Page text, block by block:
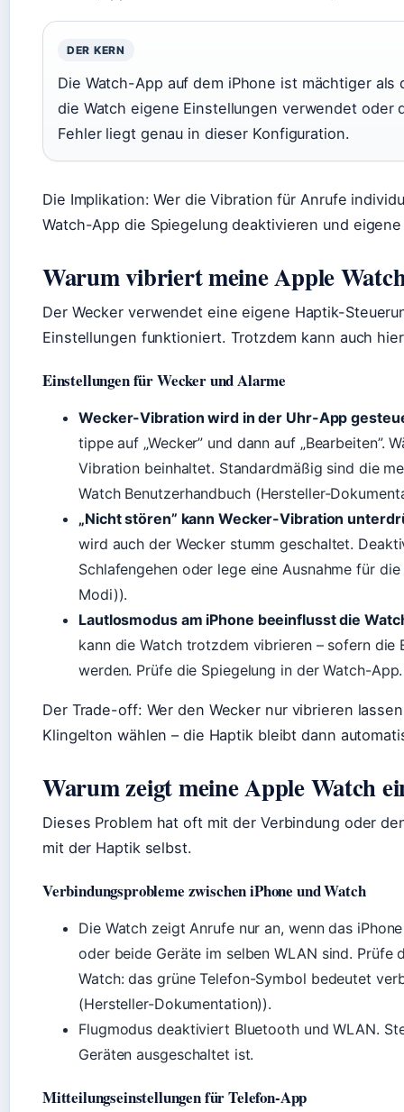
DER KERN
Die Watch-App auf dem iPhone ist mächtiger
die Watch eigene Einstellungen verwendet oder
Fehler liegt genau in dieser Konfiguration.
Die Implikation: Wer die Vibration für Anrufe
Watch-App die Spiegelung deaktivieren und
Warum vibriert meine Apple
Der Wecker verwendet eine eigene Haptik-
Einstellungen funktioniert. Trotzdem kann auch
Einstellungen für Wecker und Alarme
Wecker-Vibration wird in der Uhr-App
tippe auf „Wecker” und dann auf „Bearbeiten”.
Vibration beinhaltet. Standardmäßig sind die
Watch Benutzerhandbuch (Hersteller-
„Nicht stören” kann Wecker-Vibration
wird auch der Wecker stumm geschaltet.
Schlafengehen oder lege eine Ausnahme für
Modi)).
Lautlosmodus am iPhone beeinflusst die
kann die Watch trotzdem vibrieren – sofern
werden. Prüfe die Spiegelung in der Watch-App.
Der Trade-off: Wer den Wecker nur vibrieren
Klingelton wählen – die Haptik bleibt dann
Warum zeigt meine Apple Watch
Dieses Problem hat oft mit der Verbindung oder
mit der Haptik selbst.
Verbindungsprobleme zwischen iPhone und Watch
Die Watch zeigt Anrufe nur an, wenn das
oder beide Geräte im selben WLAN sind. Prüfe
Watch: das grüne Telefon-Symbol bedeutet
(Hersteller-Dokumentation)).
Flugmodus deaktiviert Bluetooth und WLAN.
Geräten ausgeschaltet ist.
Mitteilungseinstellungen für Telefon-App